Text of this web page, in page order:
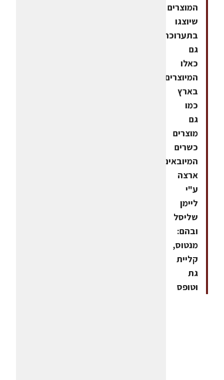
המוצרים
שיוצגו
בתערוכה
גם
כאלו
המיוצרים
בארץ
כמו
גם
מוצרים
כשרים
המיובאים
ארצה
ע"י
ליימן
שליסל
ובהם:
מנטוס,
קליית
גת
וטופס